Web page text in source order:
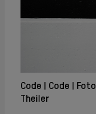
Code Code Foto
Theiler